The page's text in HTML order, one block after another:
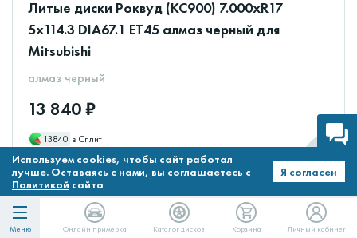
Литые диски Роквуд (КС900) 7.000xR17
5x114.3 DIA67.1 ET45 алмаз черный для
Mitsubishi
алмаз черный
13 840 ₽
13840 в Сплит
В наличии
Меню Онлайн примерка Каталог дисков Корзина Личный кабинет
Используем cookies, чтобы сайт работал
лучше. Оставаясь с нами, вы соглашаетесь с
Политикой сайта
Я согласен